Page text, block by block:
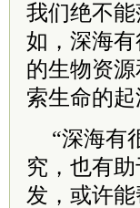
我们绝不
如，深海
的生物资
索生命的
“深海有
究，也有
发，或许